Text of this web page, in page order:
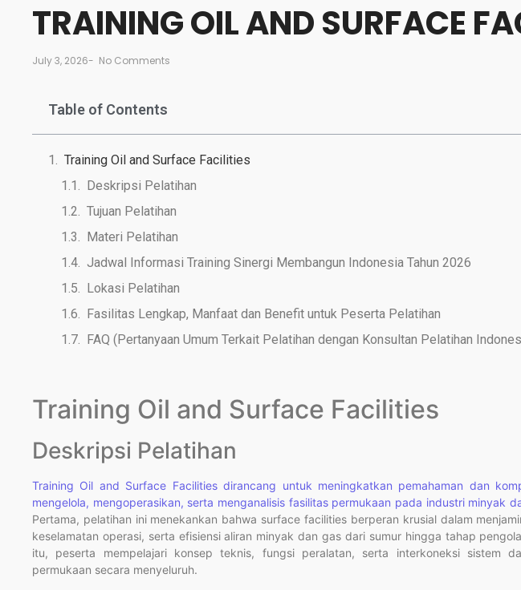
TRAINING OIL AND SURFACE
July 3, 2026- No Comments
Table of Contents
Training Oil and Surface Facilities
Deskripsi Pelatihan
Tujuan Pelatihan
Materi Pelatihan
Jadwal Informasi Training Sinergi Membangun Indonesia Tahun 2026
Lokasi Pelatihan
Fasilitas Lengkap, Manfaat dan Benefit untuk Peserta Pelatihan
FAQ (Pertanyaan Umum Terkait Pelatihan dengan Konsultan Pelatihan
Training Oil and Surface Facilities
Deskripsi Pelatihan
Training Oil and Surface Facilities dirancang untuk meningkatkan pemahaman dan
mengelola, mengoperasikan, serta menganalisis fasilitas permukaan pada industri minyak
Pertama, pelatihan ini menekankan bahwa surface facilities berperan krusial dalam
keselamatan operasi, serta efisiensi aliran minyak dan gas dari sumur hingga tahap
itu, peserta mempelajari konsep teknis, fungsi peralatan, serta interkoneksi sistem
permukaan secara menyeluruh.